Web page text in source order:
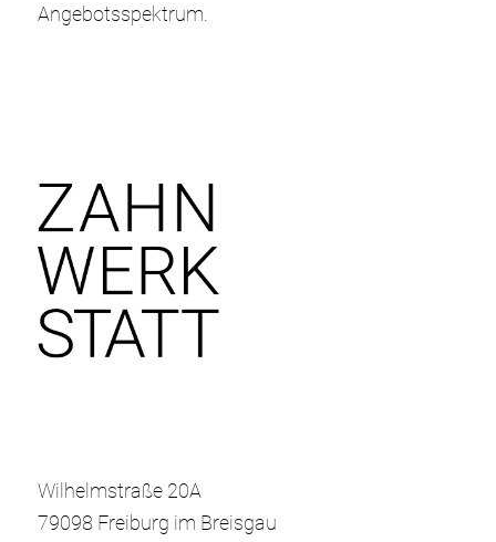
Angebotsspektrum.
Wilhelmstraße 20A
79098 Freiburg im Breisgau